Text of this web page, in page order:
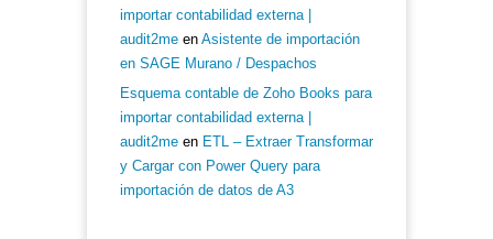
importar contabilidad externa |
audit2me en Asistente de importación
en SAGE Murano / Despachos
Esquema contable de Zoho Books para
importar contabilidad externa |
audit2me en ETL – Extraer Transformar
y Cargar con Power Query para
importación de datos de A3